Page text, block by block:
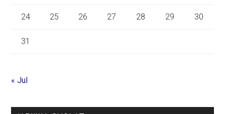
24 25 26 27 28 29 30
31
« Jul